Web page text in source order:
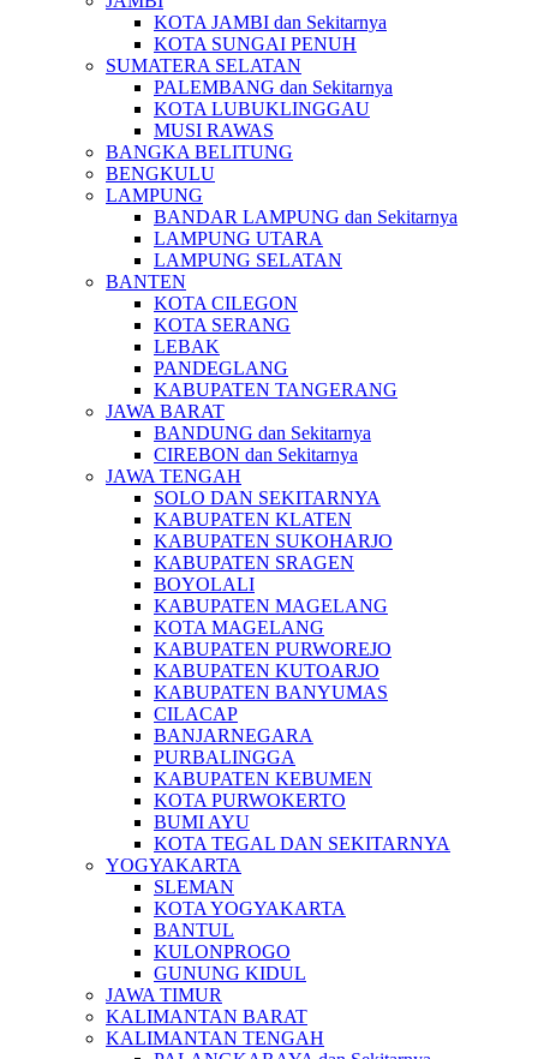
KOTA JAMBI dan Sekitarnya
KOTA SUNGAI PENUH
SUMATERA SELATAN
PALEMBANG dan Sekitarnya
KOTA LUBUKLINGGAU
MUSI RAWAS
BANGKA BELITUNG
BENGKULU
LAMPUNG
BANDAR LAMPUNG dan Sekitarnya
LAMPUNG UTARA
LAMPUNG SELATAN
BANTEN
KOTA CILEGON
KOTA SERANG
LEBAK
PANDEGLANG
KABUPATEN TANGERANG
JAWA BARAT
BANDUNG dan Sekitarnya
CIREBON dan Sekitarnya
JAWA TENGAH
SOLO DAN SEKITARNYA
KABUPATEN KLATEN
KABUPATEN SUKOHARJO
KABUPATEN SRAGEN
BOYOLALI
KABUPATEN MAGELANG
KOTA MAGELANG
KABUPATEN PURWOREJO
KABUPATEN KUTOARJO
KABUPATEN BANYUMAS
CILACAP
BANJARNEGARA
PURBALINGGA
KABUPATEN KEBUMEN
KOTA PURWOKERTO
BUMI AYU
KOTA TEGAL DAN SEKITARNYA
YOGYAKARTA
SLEMAN
KOTA YOGYAKARTA
BANTUL
KULONPROGO
GUNUNG KIDUL
JAWA TIMUR
KALIMANTAN BARAT
KALIMANTAN TENGAH